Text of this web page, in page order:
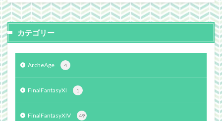
カテゴリー
ArcheAge 4
FinalFantasyXI 1
FinalFantasyXIV 49